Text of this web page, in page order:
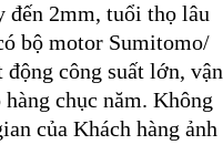
đến 2mm, tuổi thọ lâu
bộ motor Sumitomo/
công suất lớn, vận
chục năm. Không
của Khách hàng ảnh